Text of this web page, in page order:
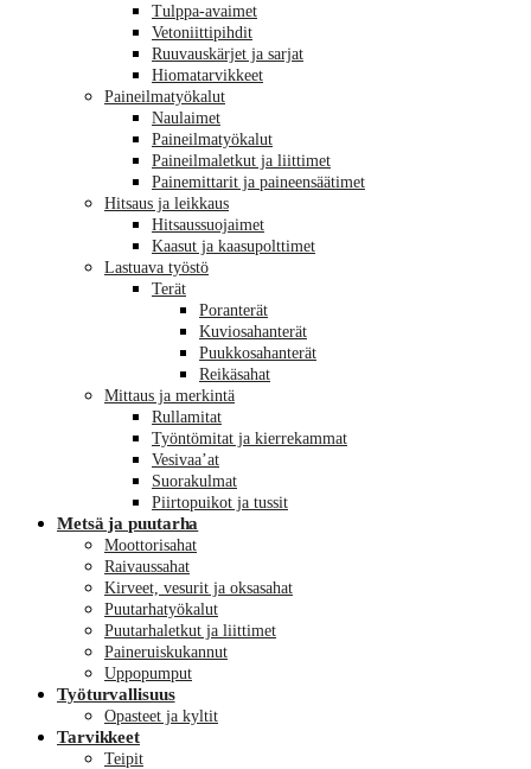
Tulppa-avaimet
Vetoniittipihdit
Ruuvauskärjet ja sarjat
Hiomatarvikkeet
Paineilmatyökalut
Naulaimet
Paineilmatyökalut
Paineilmaletkut ja liittimet
Painemittarit ja paineensäätimet
Hitsaus ja leikkaus
Hitsaussuojaimet
Kaasut ja kaasupolttimet
Lastuava työstö
Terät
Poranterät
Kuviosahanterät
Puukkosahanterät
Reikäsahat
Mittaus ja merkintä
Rullamitat
Työntömitat ja kierrekammat
Vesivaa’at
Suorakulmat
Piirtopuikot ja tussit
Metsä ja puutarha
Moottorisahat
Raivaussahat
Kirveet, vesurit ja oksasahat
Puutarhatyökalut
Puutarhaletkut ja liittimet
Paineruiskukannut
Uppopumput
Työturvallisuus
Opasteet ja kyltit
Tarvikkeet
Teipit